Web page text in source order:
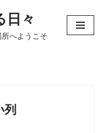
日々
へようこそ
列